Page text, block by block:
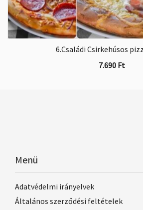
6.Családi Csirkehúsos
7.690 Ft
Menü
Adatvédelmi irányelvek
Általános szerződési feltételek